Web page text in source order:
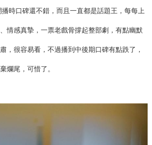
口碑還不錯，而且一直都是話題王，每每上
情感真摯，一票老戲骨撐起整部劇，有點幽默
，很容易看，不過播到中後期口碑有點跌了，
爛尾，可惜了。